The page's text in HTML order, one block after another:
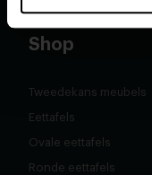
Shop
Tweedekans meubels
Eettafels
Ovale eettafels
Ronde eettafels